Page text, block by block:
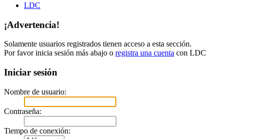
LDC
¡Advertencia!
Solamente usuarios registrados tienen acceso a esta sección.
Por favor inicia sesión más abajo o registra una cuenta con LDC
Iniciar sesión
Nombre de usuario:
Contraseña:
Tiempo de conexión: